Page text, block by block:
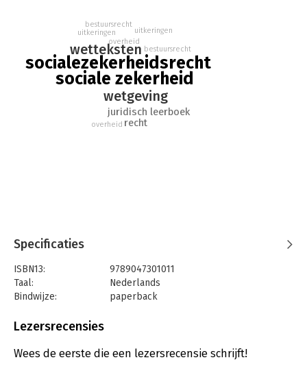
sociale zekerheid
socialezekerheidsrecht
wetgeving
wetteksten
juridisch leerboek
recht
overheid
uitkeringen
bestuursrecht
overheid
uitkeringen
bestuursrecht
Specificaties
ISBN13:
9789047301011
Taal:
Nederlands
Bindwijze:
paperback
Uitgever:
Verschijningsdatum:
6-10-2025
Lezersrecensies
Wees de eerste die een lezersrecensie schrijft!